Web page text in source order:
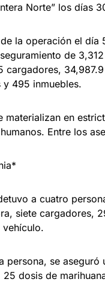
Norte” los días
la operación el
de
cargadores,
y 495 inmuebles.
materializan en
Entre los
a cuatro
siete cargadores,
vehículo.
persona, se
25 dosis de